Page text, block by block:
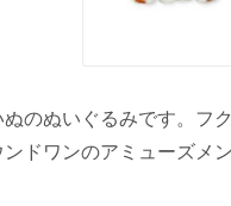
のぬいぐるみです。フ
ドワンのアミューズメ